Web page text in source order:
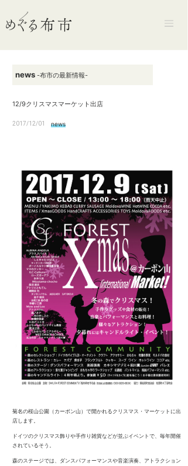
news -布市の最新情報-
12/9クリスマスマーケット出店
2017/12/01 news
菊名の桜山公園（カーボン山）で開かれるクリスマス・マーケットに出
店します。
ドイツのクリスマス飾りや手作り雑貨などが並ぶイベントで、毎年開催
されているそう。
森のステージでは、ダンスパフォーマンスや音楽演奏、アトラクション